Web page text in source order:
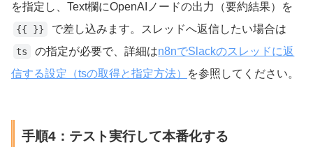
を指定し、Text欄にOpenAIノードの出力（要約結果）を
{{ }} で差し込みます。スレッドへ返信したい場合は
ts の指定が必要で、詳細はn8nでSlackのスレッドに返
信する設定（tsの取得と指定方法）
を参照してください。
手順4：テスト実行して本番化する